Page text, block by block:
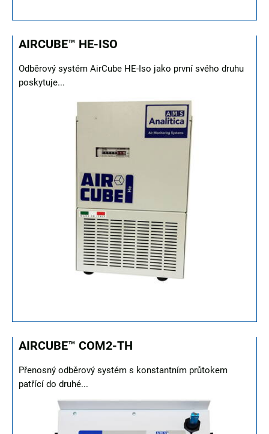
AIRCUBE™ HE-ISO
Odběrový systém AirCube HE-Iso jako první svého druhu
poskytuje...
AIRCUBE™ COM2-TH
Přenosný odběrový systém s konstantním průtokem
patřící do druhé...